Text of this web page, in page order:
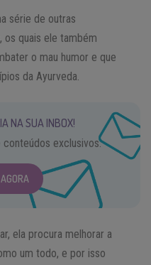
série de outras
os quais ele também
o mau humor e que
da Ayurveda.
NA SUA INBOX!
conteúdos exclusivos.
ela procura melhorar a
um todo, e por isso